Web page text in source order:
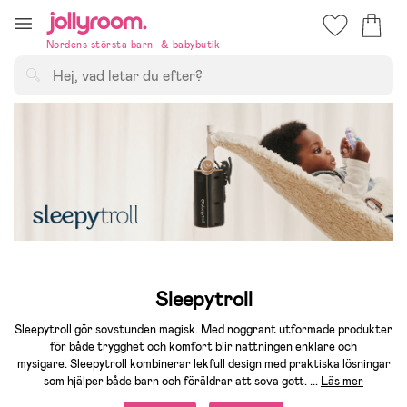
till
innehålletNordens största barn- & babybutik
Sleepytroll
Sleepytroll gör sovstunden magisk. Med noggrant utformade produkter
för både trygghet och komfort blir nattningen enklare och
mysigare. Sleepytroll kombinerar lekfull design med praktiska lösningar
som hjälper både barn och föräldrar att sova gott.... Läs mer